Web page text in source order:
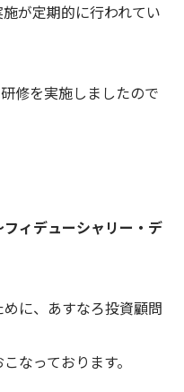
が定期的に行われてい
修を実施しましたので
フィデューシャリー・デ
に、あすなろ投資顧問
なっております。